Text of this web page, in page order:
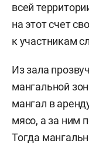
всей
на этот счет
к участникам
Из зала
мангальной
мангал в
мясо, а за ним
Тогда